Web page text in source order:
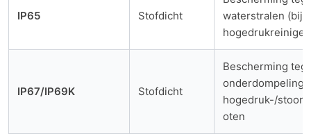
IP65 Stofdicht
waterstralen (bijv.
IP67/IP69K Stofdicht
Bescherming
onderdompeling /
hogedruk-/
oten